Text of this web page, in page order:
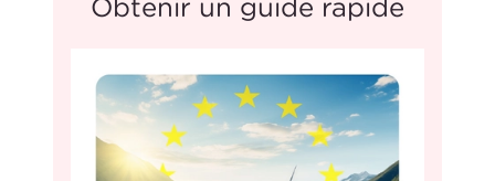
Obtenir un guide rapide